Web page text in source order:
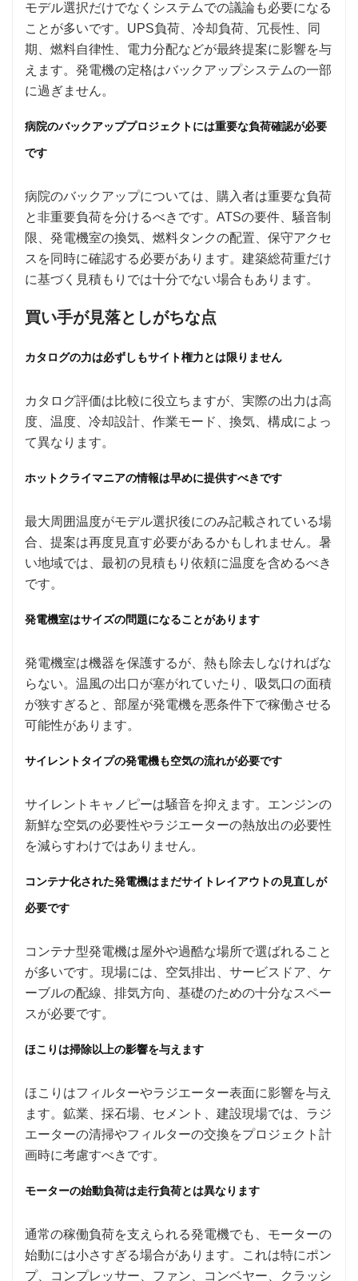
モデル選択だけでなくシステムでの議論も必要になる
ことが多いです。UPS負荷、冷却負荷、冗長性、同
期、燃料自律性、電力分配などが最終提案に影響を与
えます。発電機の定格はバックアップシステムの一部
に過ぎません。
病院のバックアッププロジェクトには重要な負荷確認が必要
です
病院のバックアップについては、購入者は重要な負荷
と非重要負荷を分けるべきです。ATSの要件、騒音制
限、発電機室の換気、燃料タンクの配置、保守アクセ
スを同時に確認する必要があります。建築総荷重だけ
に基づく見積もりでは十分でない場合もあります。
買い手が見落としがちな点
カタログの力は必ずしもサイト権力とは限りません
カタログ評価は比較に役立ちますが、実際の出力は高
度、温度、冷却設計、作業モード、換気、構成によっ
て異なります。
ホットクライマニアの情報は早めに提供すべきです
最大周囲温度がモデル選択後にのみ記載されている場
合、提案は再度見直す必要があるかもしれません。暑
い地域では、最初の見積もり依頼に温度を含めるべき
です。
発電機室はサイズの問題になることがあります
発電機室は機器を保護するが、熱も除去しなければな
らない。温風の出口が塞がれていたり、吸気口の面積
が狭すぎると、部屋が発電機を悪条件下で稼働させる
可能性があります。
サイレントタイプの発電機も空気の流れが必要です
サイレントキャノピーは騒音を抑えます。エンジンの
新鮮な空気の必要性やラジエーターの熱放出の必要性
を減らすわけではありません。
コンテナ化された発電機はまだサイトレイアウトの見直しが
必要です
コンテナ型発電機は屋外や過酷な場所で選ばれること
が多いです。現場には、空気排出、サービスドア、ケ
ーブルの配線、排気方向、基礎のための十分なスペー
スが必要です。
ほこりは掃除以上の影響を与えます
ほこりはフィルターやラジエーター表面に影響を与え
ます。鉱業、採石場、セメント、建設現場では、ラジ
エーターの清掃やフィルターの交換をプロジェクト計
画時に考慮すべきです。
モーターの始動負荷は走行負荷とは異なります
通常の稼働負荷を支えられる発電機でも、モーターの
始動には小さすぎる場合があります。これは特にポン
プ、コンプレッサー、ファン、コンベヤー、クラッシ